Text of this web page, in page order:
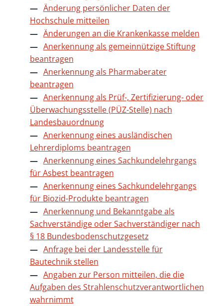
Änderung persönlicher Daten der
Hochschule mitteilen
Änderungen an die Krankenkasse melden
Anerkennung als gemeinnützige Stiftung
beantragen
Anerkennung als Pharmaberater
beantragen
Anerkennung als Prüf-, Zertifizierung- oder
Überwachungsstelle (PÜZ-Stelle) nach
Landesbauordnung
Anerkennung eines ausländischen
Lehrerdiploms beantragen
Anerkennung eines Sachkundelehrgangs
für Asbest beantragen
Anerkennung eines Sachkundelehrgangs
für Biozid-Produkte beantragen
Anerkennung und Bekanntgabe als
Sachverständige oder Sachverständiger nach
§ 18 Bundesbodenschutzgesetz
Anfrage bei der Landesstelle für
Bautechnik stellen
Angaben zur Person mitteilen, die die
Aufgaben des Strahlenschutzverantwortlichen
wahrnimmt